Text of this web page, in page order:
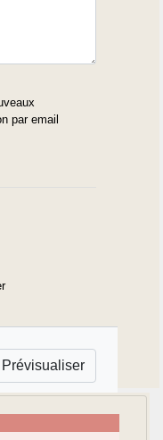
par email